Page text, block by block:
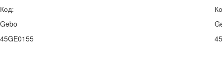
Код:
Gebo
45GE0155